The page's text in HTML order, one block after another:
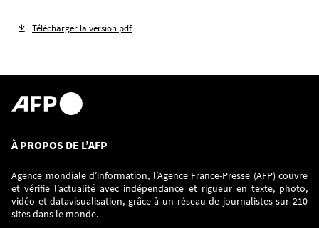
Télécharger la version pdf
À PROPOS DE L’AFP
Agence mondiale d’information, l’Agence France-Presse (AFP) couvre
et vérifie l’actualité avec indépendance et rigueur en texte, photo,
vidéo et datavisualisation, grâce à un réseau de journalistes sur 210
sites dans le monde.